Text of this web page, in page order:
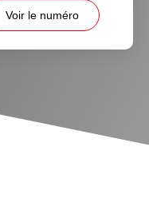
Voir le numéro